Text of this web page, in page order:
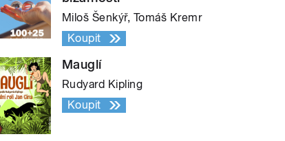
Miloš Šenkýř, Tomáš Kremr
Koupit
Mauglí
Rudyard Kipling
Koupit